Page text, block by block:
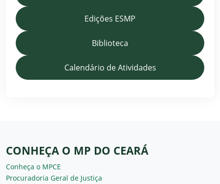
Edições ESMP
Biblioteca
Calendário de Atividades
CONHEÇA O MP DO CEARÁ
Conheça o MPCE
Procuradoria Geral de Justiça